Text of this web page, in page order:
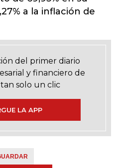
a la inflación de
del primer diario
y financiero de
solo un clic
LA APP